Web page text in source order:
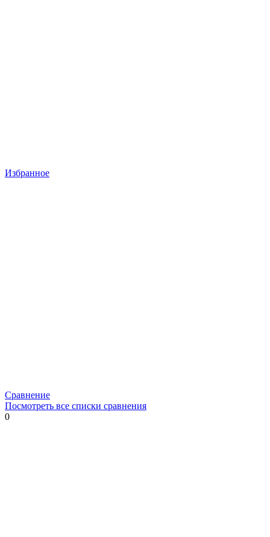
Избранное
Сравнение
Посмотреть все списки сравнения
0